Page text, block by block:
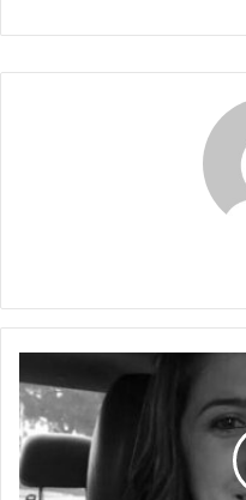
QUE
CALLAN
LOS
ARRENDADORES